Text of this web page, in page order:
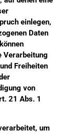
einlegen,
Daten
Verarbeitung
Freiheiten
von
21 Abs. 1
um